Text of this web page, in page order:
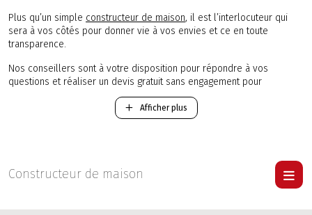
Plus qu’un simple constructeur de maison, il est l’interlocuteur qui
sera à vos côtés pour donner vie à vos envies et ce en toute
transparence.
Nos conseillers sont à votre disposition pour répondre à vos
questions et réaliser un devis gratuit sans engagement pour
l’édification de votre future maison neuve dans le département Eure-
Pour visiter une maison Lelièvre
Afficher plus
Constructeur de maison